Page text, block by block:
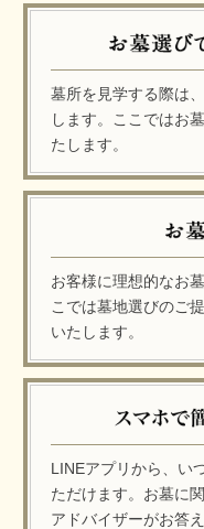
墓所を見学する際は
します。ここではお
たします。
お客様に理想的なお
こでは墓地選びのご
いたします。
LINEアプリから、い
ただけます。お墓に
アドバイザーがお答